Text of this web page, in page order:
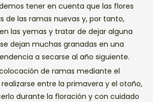
tener en cuenta que las flores
de las ramas nuevas y, por tanto,
las yemas y tratar de dejar alguna
dejan muchas granadas en una
a secarse al año siguiente.
de ramas mediante el
entre la primavera y el otoño,
durante la floración y con cuidado